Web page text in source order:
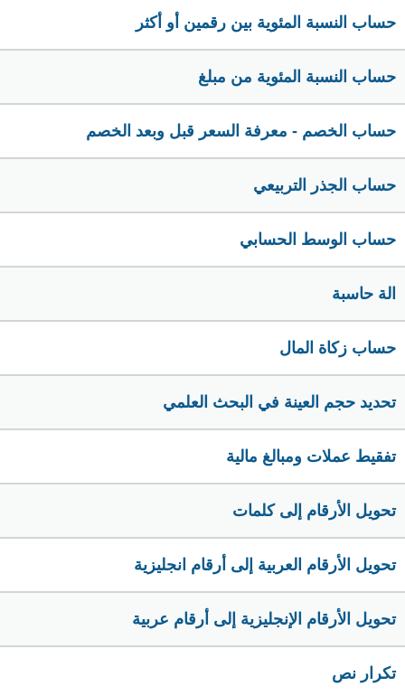
حساب النسبة المئوية بين رقمين أو أكثر
حساب النسبة المئوية من مبلغ
حساب الخصم - معرفة السعر قبل وبعد الخصم
حساب الجذر التربيعي
حساب الوسط الحسابي
الة حاسبة
حساب زكاة المال
تحديد حجم العينة في البحث العلمي
تفقيط عملات ومبالغ مالية
تحويل الأرقام إلى كلمات
تحويل الأرقام العربية إلى أرقام انجليزية
تحويل الأرقام الإنجليزية إلى أرقام عربية
تكرار نص